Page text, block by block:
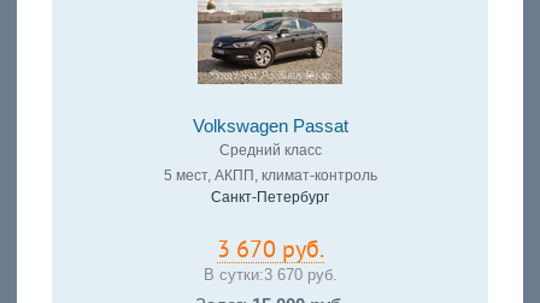
Volkswagen Passat
Средний класс
5 мест, АКПП, климат-контроль
Санкт-Петербург
3 670 руб.
В сутки:3 670 руб.